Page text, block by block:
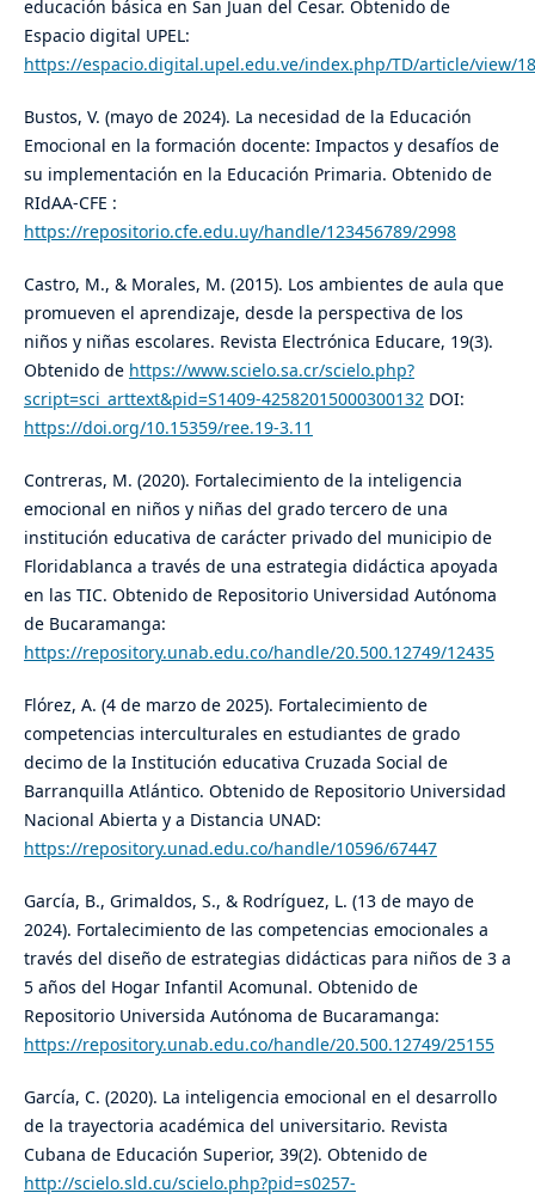
educación básica en San Juan del Cesar. Obtenido de
Espacio digital UPEL:
https://espacio.digital.upel.edu.ve/index.php/TD/article/view/
Bustos, V. (mayo de 2024). La necesidad de la Educación
Emocional en la formación docente: Impactos y desafíos de
su implementación en la Educación Primaria. Obtenido de
RIdAA-CFE :
https://repositorio.cfe.edu.uy/handle/123456789/2998
Castro, M., & Morales, M. (2015). Los ambientes de aula que
promueven el aprendizaje, desde la perspectiva de los
niños y niñas escolares. Revista Electrónica Educare, 19(3).
Obtenido de https://www.scielo.sa.cr/scielo.php?
script=sci_arttext&pid=S1409-42582015000300132DOI:
https://doi.org/10.15359/ree.19-3.11
Contreras, M. (2020). Fortalecimiento de la inteligencia
emocional en niños y niñas del grado tercero de una
institución educativa de carácter privado del municipio de
Floridablanca a través de una estrategia didáctica apoyada
en las TIC. Obtenido de Repositorio Universidad Autónoma
de Bucaramanga:
https://repository.unab.edu.co/handle/20.500.12749/12435
Flórez, A. (4 de marzo de 2025). Fortalecimiento de
competencias interculturales en estudiantes de grado
decimo de la Institución educativa Cruzada Social de
Barranquilla Atlántico. Obtenido de Repositorio Universidad
Nacional Abierta y a Distancia UNAD:
https://repository.unad.edu.co/handle/10596/67447
García, B., Grimaldos, S., & Rodríguez, L. (13 de mayo de
2024). Fortalecimiento de las competencias emocionales a
través del diseño de estrategias didácticas para niños de 3 a
5 años del Hogar Infantil Acomunal. Obtenido de
Repositorio Universida Autónoma de Bucaramanga:
https://repository.unab.edu.co/handle/20.500.12749/25155
García, C. (2020). La inteligencia emocional en el desarrollo
de la trayectoria académica del universitario. Revista
Cubana de Educación Superior, 39(2). Obtenido de
http://scielo.sld.cu/scielo.php?pid=s0257-